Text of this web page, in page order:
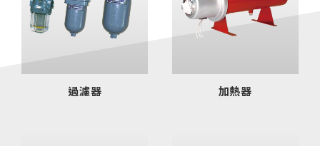
過濾器 加熱器